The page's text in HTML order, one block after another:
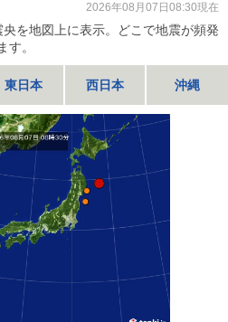
2026年08月07日08:30現在
を地図上に表示。どこで地震が頻発
す。
東日本 西日本 沖縄